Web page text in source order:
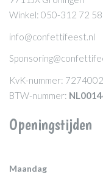
Winkel: 050-312 72 58
info@confettifeest.nl
KvK-nummer:
BTW-nummer:
Openingstijden
Maandag